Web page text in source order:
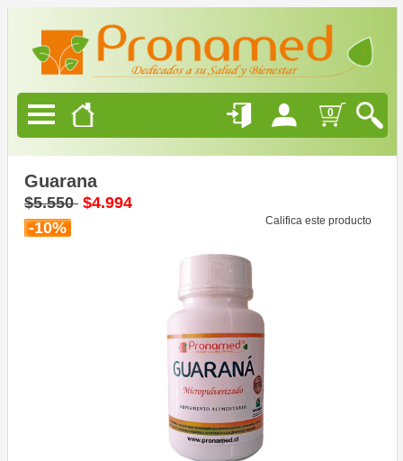
0
Productos
Naturales
Alimentación
Saludable
Natural
Guarana
$5.550 $4.994
-10%
Califica este producto